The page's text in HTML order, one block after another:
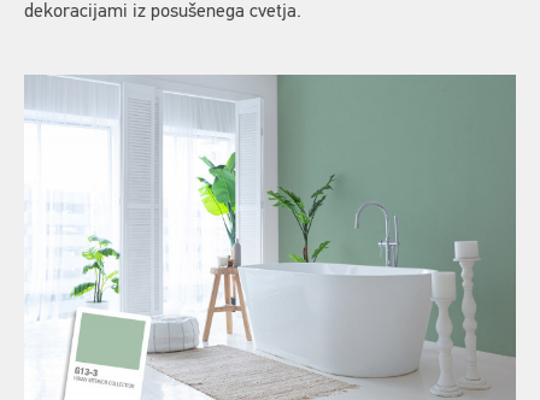
dekoracijami iz posušenega cvetja.